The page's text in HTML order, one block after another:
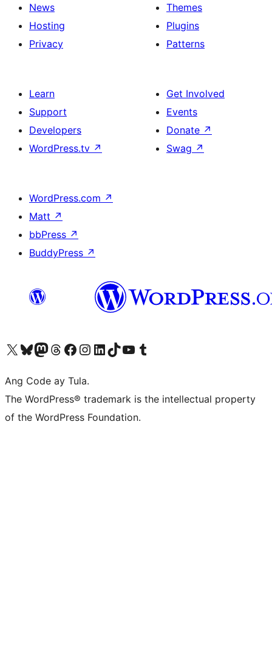
News
Hosting
Privacy
Themes
Plugins
Patterns
Learn
Support
Developers
WordPress.tv ↗
Get Involved
Events
Donate ↗
Swag ↗
WordPress.com ↗
Matt ↗
bbPress ↗
BuddyPress ↗
Visit our X (formerly Twitter) account
Bisitahin ang aming Bluesky account
Visit our Mastodon account
Bisitahin ang aming Threads account
Visit our Facebook page
Visit our Instagram account
Visit our LinkedIn account
Bisitahin ang aming TikTok account
Visit our YouTube channel
Bisitahin ang aming Tumblr account
Ang Code ay Tula.
The WordPress® trademark is the intellectual property
of the WordPress Foundation.